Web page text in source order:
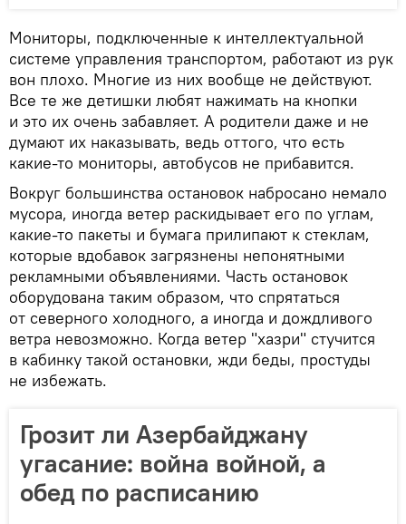
Мониторы, подключенные к интеллектуальной
системе управления транспортом, работают из рук
вон плохо. Многие из них вообще не действуют.
Все те же детишки любят нажимать на кнопки
и это их очень забавляет. А родители даже и не
думают их наказывать, ведь оттого, что есть
какие-то мониторы, автобусов не прибавится.
Вокруг большинства остановок набросано немало
мусора, иногда ветер раскидывает его по углам,
какие-то пакеты и бумага прилипают к стеклам,
которые вдобавок загрязнены непонятными
рекламными объявлениями. Часть остановок
оборудована таким образом, что спрятаться
от северного холодного, а иногда и дождливого
ветра невозможно. Когда ветер "хазри" стучится
в кабинку такой остановки, жди беды, простуды
не избежать.
Грозит ли Азербайджану
угасание: война войной, а
обед по расписанию